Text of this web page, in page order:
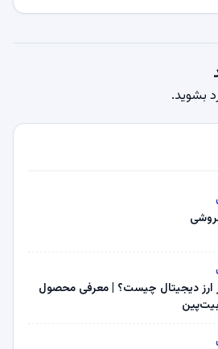
بشوید.
ارز دیجیتال چیست؟ | معرفی محصول